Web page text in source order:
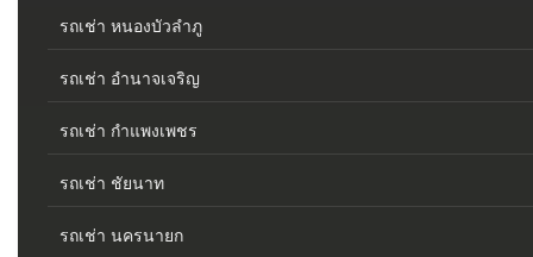
รถเช่า หนองบัวลำภู
รถเช่า อำนาจเจริญ
รถเช่า กำแพงเพชร
รถเช่า ชัยนาท
รถเช่า นครนายก